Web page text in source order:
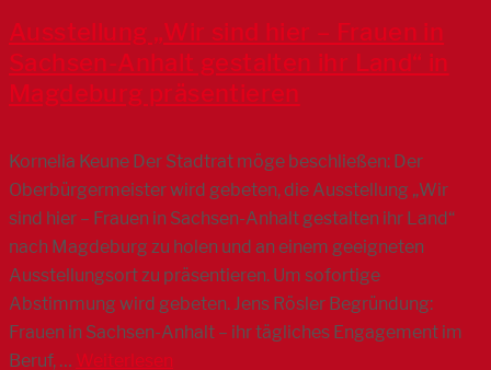
Ausstellung „Wir sind hier – Frauen in
Sachsen-Anhalt gestalten ihr Land“ in
Magdeburg präsentieren
Kornelia Keune Der Stadtrat möge beschließen: Der
Oberbürgermeister wird gebeten, die Ausstellung „Wir
sind hier – Frauen in Sachsen-Anhalt gestalten ihr Land“
nach Magdeburg zu holen und an einem geeigneten
Ausstellungsort zu präsentieren. Um sofortige
Abstimmung wird gebeten. Jens Rösler Begründung:
Frauen in Sachsen-Anhalt – ihr tägliches Engagement im
Beruf, … Weiterlesen